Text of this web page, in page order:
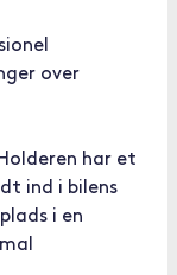
over
har et
ind i bilens
i en